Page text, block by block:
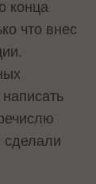
конца
что внес
сделали